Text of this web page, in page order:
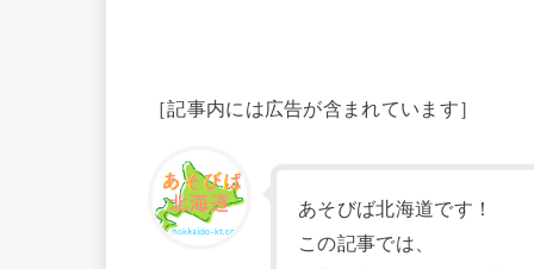
［記事内には広告が含まれています］
あそびば北海道です！
この記事では、